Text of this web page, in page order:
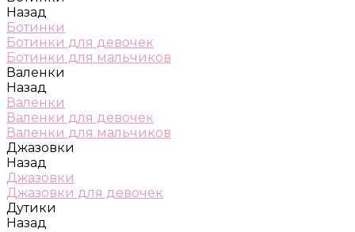
Назад
Ботинки
Ботинки для девочек
Ботинки для мальчиков
Валенки
Назад
Валенки
Валенки для девочек
Валенки для мальчиков
Джазовки
Назад
Джазовки
Джазовки для девочек
Дутики
Назад